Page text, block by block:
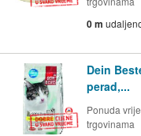
0 m
Dein
perad,...
Ponuda
trgovinama